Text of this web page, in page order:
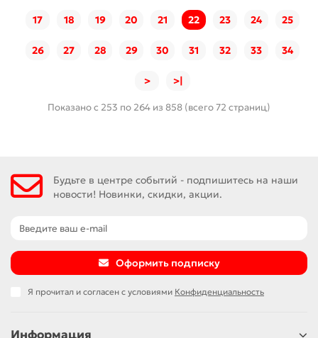
17 18 19 20 21 22 23 24 25
26 27 28 29 30 31 32 33 34
> >|
Показано с 253 по 264 из 858 (всего 72 страниц)
Будьте в центре событий - подпишитесь на наши
новости! Новинки, скидки, акции.
Оформить подписку
Я прочитал и согласен с условиями Конфиденциальность
Информация